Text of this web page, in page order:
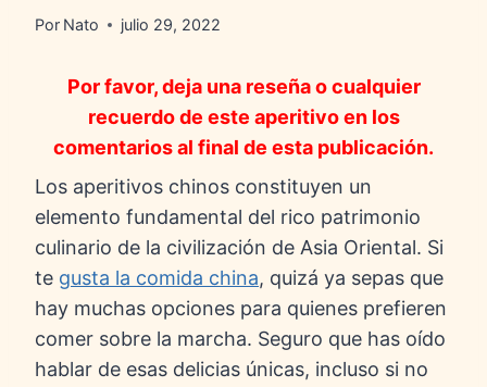
Por Nato julio 29, 2022
Por favor, deja una reseña o cualquier
recuerdo de este aperitivo en los
comentarios al final de esta publicación.
Los aperitivos chinos constituyen un
elemento fundamental del rico patrimonio
culinario de la civilización de Asia Oriental. Si
te gusta la comida china, quizá ya sepas que
hay muchas opciones para quienes prefieren
comer sobre la marcha. Seguro que has oído
hablar de esas delicias únicas, incluso si no